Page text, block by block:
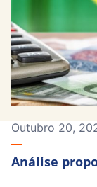
Outubro 20,
Análise